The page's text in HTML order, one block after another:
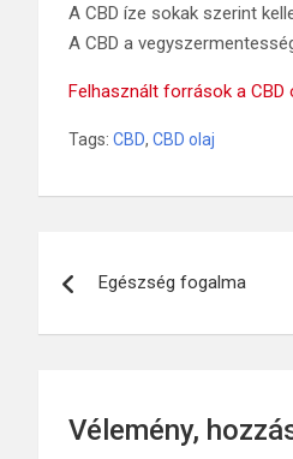
A CBD íze sokak szerint
A CBD a
Felhasznált források a CBD
Tags: CBD, CBD olaj
navigáció
Egészség fogalma
Vélemény,